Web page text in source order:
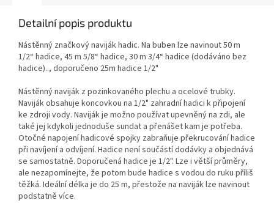
Detailní popis produktu
Nástěnný značkový naviják hadic. Na buben lze navinout 50 m
1/2“ hadice, 45 m 5/8“ hadice, 30 m 3/4“ hadice (dodáváno bez
hadice).., doporučeno 25m hadice 1/2"
Nástěnný naviják z pozinkovaného plechu a ocelové trubky.
Naviják obsahuje koncovkou na 1/2" zahradní hadici k připojení
ke zdroji vody. Naviják je možno používat upevněný na zdi, ale
také jej kdykoli jednoduše sundat a přenášet kam je potřeba.
Otočné napojení hadicové spojky zabraňuje překrucování hadice
při navíjení a odvíjení. Hadice není součástí dodávky a objednává
se samostatně. Doporučená hadice je 1/2". Lze i větší průměry,
ale nezapomínejte, že potom bude hadice s vodou do ruku příliš
těžká. Ideální délka je do 25 m, přestože na naviják lze navinout
podstatně více.